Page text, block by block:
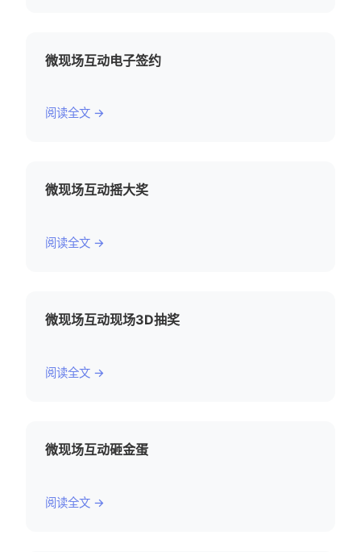
微现场互动电子签约
阅读全文 →
微现场互动摇大奖
阅读全文 →
微现场互动现场3D抽奖
阅读全文 →
微现场互动砸金蛋
阅读全文 →